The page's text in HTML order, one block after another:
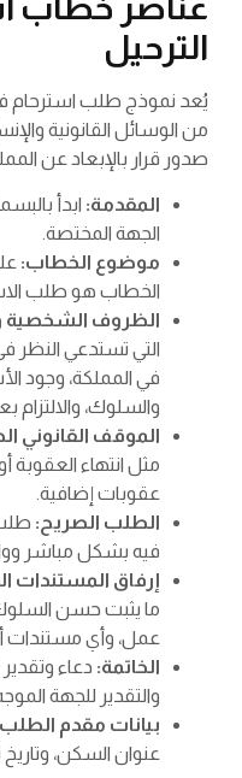
عناصر خطاب
الترحيل
يُعد نموذج طلب استرحام
من الوسائل القانونية
صدور قرار بالإبعاد عن
المقدمة: ابدأ
الجهة المختصة.
موضوع الخطاب:
الخطاب هو طلب
الظروف الشخصية
التي تستدعي النظر
في المملكة، وجود
والسلوك، والالتزام
الموقف القانوني
مثل انتهاء العقوبة
عقوبات إضافية.
الطلب الصريح: طلب
فيه بشكل مباشر
إرفاق المستندات
ما يثبت حسن
عمل، وأي مستندات
الخاتمة: دعاء وتقدير
والتقدير للجهة
بيانات مقدم
عنوان السكن،